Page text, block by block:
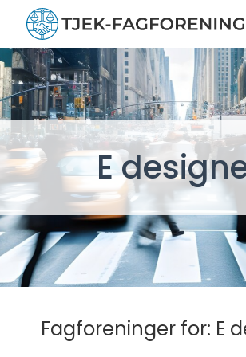
E
Fagforeninger for: E